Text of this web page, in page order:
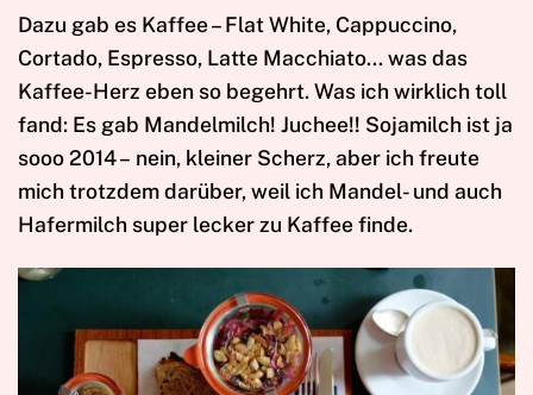
Dazu gab es Kaffee – Flat White, Cappuccino,
Cortado, Espresso, Latte Macchiato… was das
Kaffee-Herz eben so begehrt. Was ich wirklich toll
fand: Es gab Mandelmilch! Juchee!! Sojamilch ist ja
sooo 2014 – nein, kleiner Scherz, aber ich freute
mich trotzdem darüber, weil ich Mandel- und auch
Hafermilch super lecker zu Kaffee finde.